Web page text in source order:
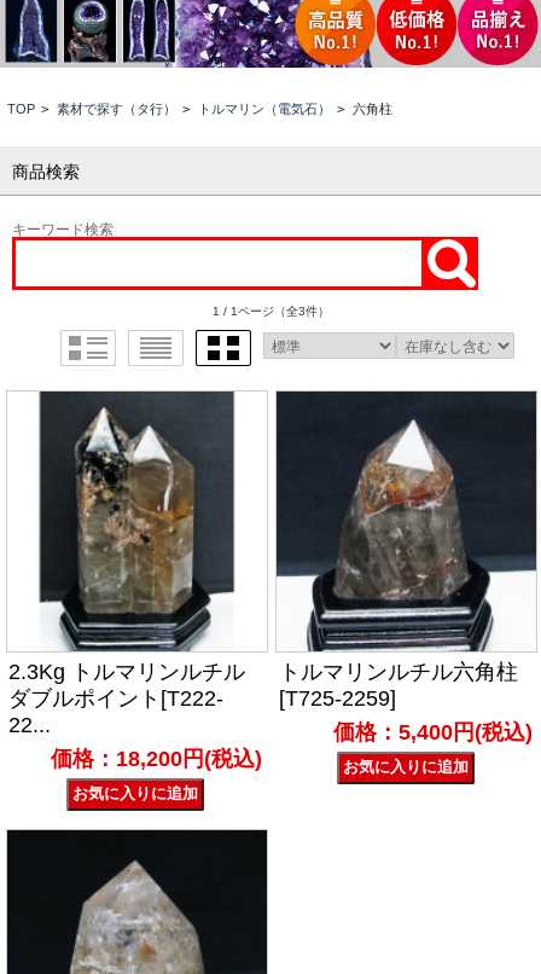
TOP > 素材で探す（タ行） > トルマリン（電気石） > 六角柱
商品検索
キーワード検索
1 / 1ページ （全3件）
2.3Kg トルマリンルチル
ダブルポイント[T222-
22...
価格：18,200円(税込)
トルマリンルチル六角柱
[T725-2259]
価格：5,400円(税込)